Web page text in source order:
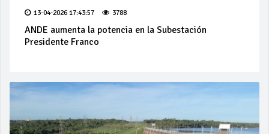
13-04-2026 17:43:57 3788
ANDE aumenta la potencia en la Subestación
Presidente Franco